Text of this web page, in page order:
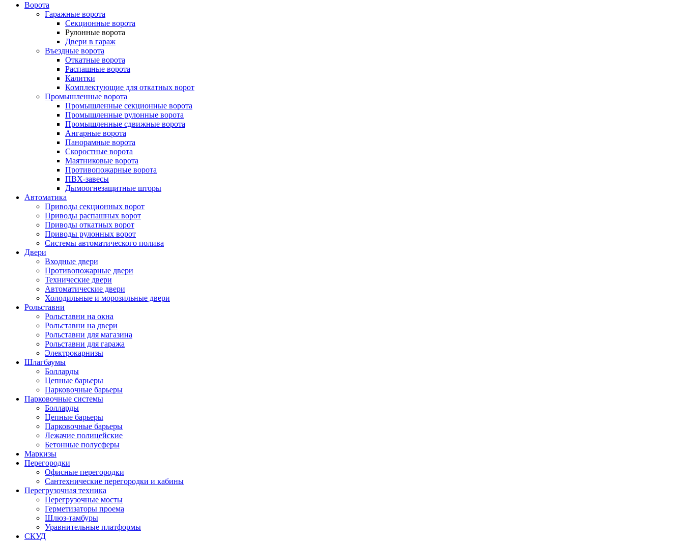
Ворота
Гаражные ворота
Секционные ворота
Рулонные ворота
Двери в гараж
Въездные ворота
Откатные ворота
Распашные ворота
Калитки
Комплектующие для откатных ворот
Промышленные ворота
Промышленные секционные ворота
Промышленные рулонные ворота
Промышленные сдвижные ворота
Ангарные ворота
Панорамные ворота
Скоростные ворота
Маятниковые ворота
Противопожарные ворота
ПВХ-завесы
Дымоогнезащитные шторы
Автоматика
Приводы секционных ворот
Приводы распашных ворот
Приводы откатных ворот
Приводы рулонных ворот
Системы автоматического полива
Двери
Входные двери
Противопожарные двери
Технические двери
Автоматические двери
Холодильные и морозильные двери
Рольставни
Рольставни на окна
Рольставни на двери
Рольставни для магазина
Рольставни для гаража
Электрокарнизы
Шлагбаумы
Болларды
Цепные барьеры
Парковочные барьеры
Парковочные системы
Болларды
Цепные барьеры
Парковочные барьеры
Лежачие полицейские
Бетонные полусферы
Маркизы
Перегородки
Офисные перегородки
Сантехнические перегородки и кабины
Перегрузочная техника
Перегрузочные мосты
Герметизаторы проема
Шлюз-тамбуры
Уравнительные платформы
СКУД